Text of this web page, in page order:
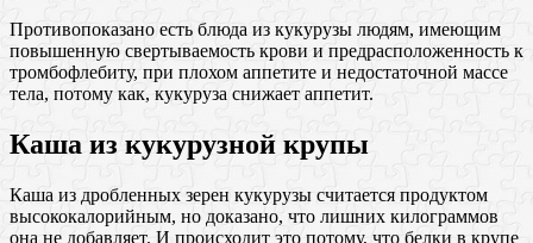
Противопоказано есть блюда из кукурузы людям, имеющим
повышенную свертываемость крови и предрасположенность к
тромбофлебиту, при плохом аппетите и недостаточной массе
тела, потому как, кукуруза снижает аппетит.
Каша из кукурузной крупы
Каша из дробленных зерен кукурузы считается продуктом
высококалорийным, но доказано, что лишних килограммов
она не добавляет. И происходит это потому, что белки в крупе